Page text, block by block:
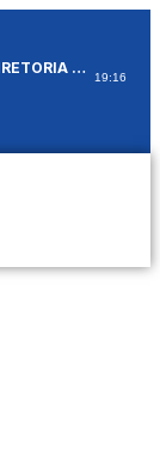
REUNIÃO DE PREMIAÇÃO E POSSE DA NOVA DIRETORIA DO LIONS CLUBE DE ABAETÉ DR AVELINO DIRINO ARRUDA, CLUBE DAS DOMADORAS DE ABAETÉ GESTÃO 2026 A 2027 NO DIA 26 DE JUNHO DE 2026
19:16